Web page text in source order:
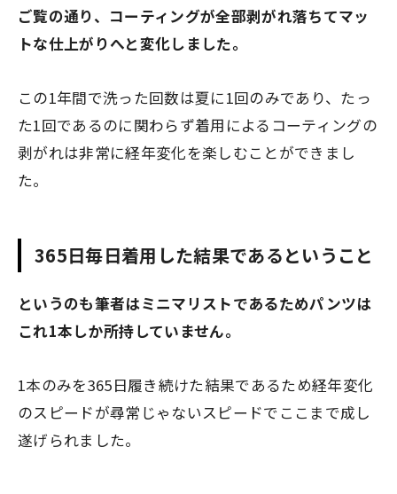
ご覧の通り、コーティングが全部剥がれ落ちてマッ
トな仕上がりへと変化しました。
この1年間で洗った回数は夏に1回のみであり、たっ
た1回であるのに関わらず着用によるコーティングの
剥がれは非常に経年変化を楽しむことができまし
た。
365日毎日着用した結果であるということ
というのも筆者はミニマリストであるためパンツは
これ1本しか所持していません。
1本のみを365日履き続けた結果であるため経年変化
のスピードが尋常じゃないスピードでここまで成し
遂げられました。